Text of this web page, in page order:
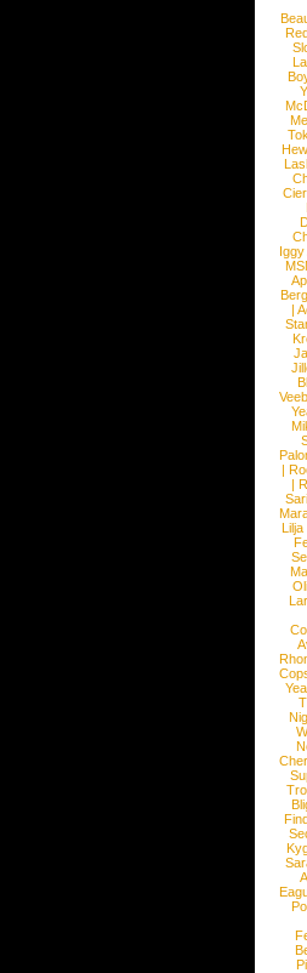
Iggy
|
|
|
Lilja